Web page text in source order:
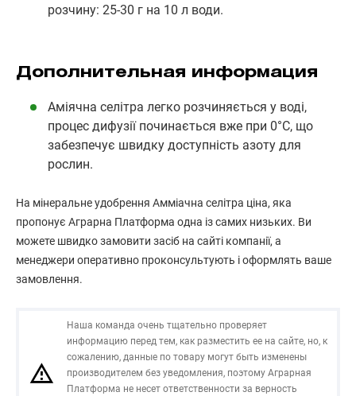
розчину: 25-30 г на 10 л води.
Дополнительная информация
Аміячна селітра легко розчиняється у воді,
процес дифузії починається вже при 0°C, що
забезпечує швидку доступність азоту для
рослин.
На мінеральне удобрення Амміачна селітра ціна, яка
пропонує Аграрна Платформа одна із самих низьких. Ви
можете швидко замовити засіб на сайті компанії, а
менеджери оперативно проконсультують і оформлять ваше
замовлення.
Наша команда очень тщательно проверяет
информацию перед тем, как разместить ее на сайте, но, к
сожалению, данные по товару могут быть изменены
производителем без уведомления, поэтому Аграрная
Платформа не несет ответственности за верность